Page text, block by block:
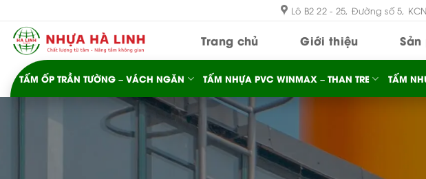
nội
Lô B2 22 - 25, Đường số 5,
Trang chủ Giới thiệu Sản
TẤM ỐP TRẦN TƯỜNG – VÁCH NGĂN TẤM NHỰA PVC WINMAX – THAN TRE TẤM